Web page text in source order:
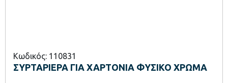
Κωδικός: 110831
ΣΥΡΤΑΡΙΕΡΑ ΓΙΑ ΧΑΡΤΟΝΙΑ ΦΥΣΙΚΟ ΧΡΩΜΑ